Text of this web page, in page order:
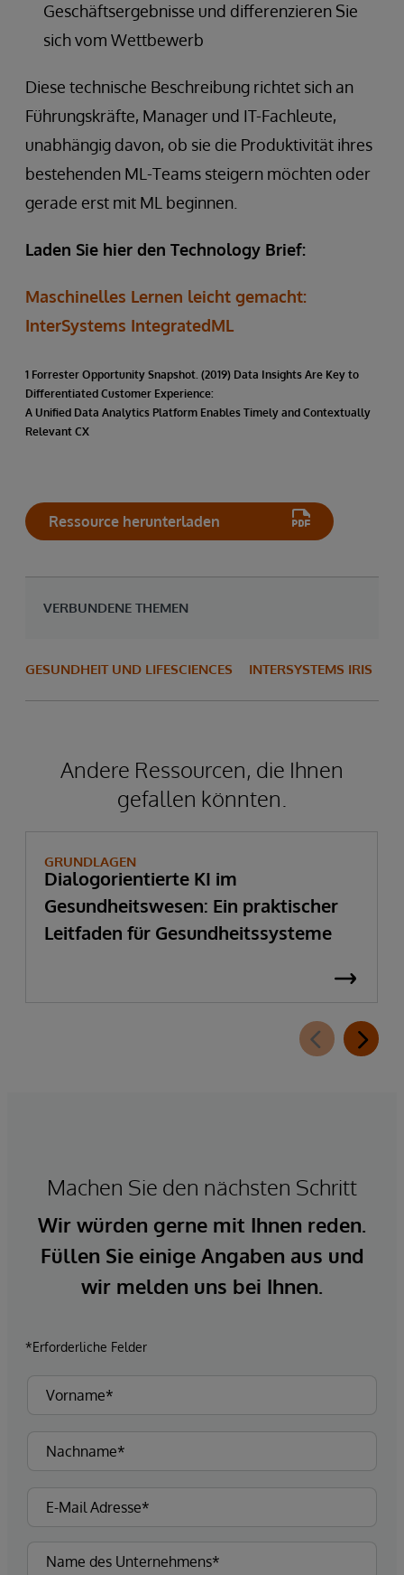
Geschäftsergebnisse und differenzieren Sie
sich vom Wettbewerb
Diese technische Beschreibung richtet sich an
Führungskräfte, Manager und IT-Fachleute,
unabhängig davon, ob sie die Produktivität ihres
bestehenden ML-Teams steigern möchten oder
gerade erst mit ML beginnen.
Laden Sie hier den Technology Brief:
Maschinelles Lernen leicht gemacht:
InterSystems IntegratedML
1 Forrester Opportunity Snapshot. (2019) Data Insights Are Key to
Differentiated Customer Experience:
A Unified Data Analytics Platform Enables Timely and Contextually
Relevant CX
Ressource herunterladen
VERBUNDENE THEMEN
GESUNDHEIT UND LIFESCIENCES INTERSYSTEMS IRIS
Andere Ressourcen, die Ihnen
gefallen könnten.
GRUNDLAGEN
Dialogorientierte KI im
Gesundheitswesen: Ein praktischer
Leitfaden für Gesundheitssysteme
Machen Sie den nächsten Schritt
Wir würden gerne mit Ihnen reden.
Füllen Sie einige Angaben aus und
wir melden uns bei Ihnen.
*Erforderliche Felder